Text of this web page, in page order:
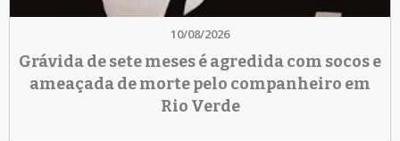
10/08/2026
Grávida de sete meses é agredida com socos e
ameaçada de morte pelo companheiro em
Rio Verde